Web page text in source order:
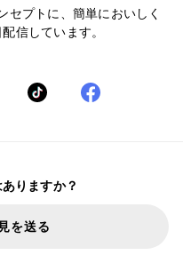
セプトに、簡単においしく
信しています。
りますか？
を送る